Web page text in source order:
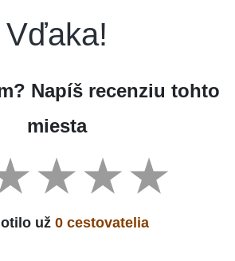
Vďaka!
Napíš recenziu tohto
miesta
už 0 cestovatelia